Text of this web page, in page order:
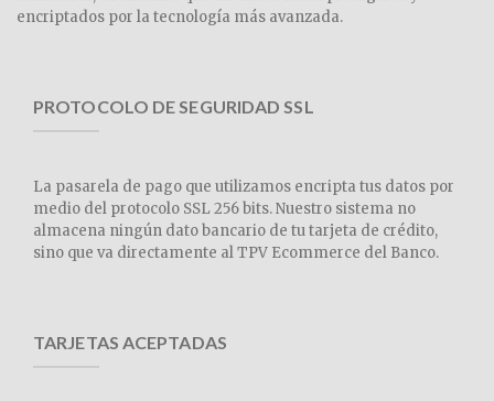
encriptados por la tecnología más avanzada.
PROTOCOLO DE SEGURIDAD SSL
La pasarela de pago que utilizamos encripta tus datos por
medio del protocolo SSL 256 bits. Nuestro sistema no
almacena ningún dato bancario de tu tarjeta de crédito,
sino que va directamente al TPV Ecommerce del Banco.
TARJETAS ACEPTADAS